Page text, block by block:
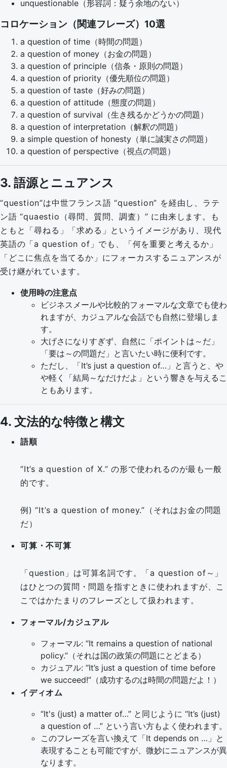
unquestionable（形容詞：疑う余地のない）
コロケーション（関連フレーズ）10選
a question of time（時間の問題）
a question of money（お金の問題）
a question of principle（信条・原則の問題）
a question of priority（優先順位の問題）
a question of taste（好みの問題）
a question of attitude（態度の問題）
a question of survival（生き残るかどうかの問題）
a question of interpretation（解釈の問題）
a simple question of honesty（単に誠実さの問題）
a question of perspective（視点の問題）
3. 語源とニュアンス
“question”は中世フランス語 “question” を経由し、ラテ
ン語 “quaestio（尋問、質問、調査）” に由来します。も
ともと「尋ねる」「求める」というイメージがあり、現代
英語の「a question of」でも、「何を重要と考えるか」
「どこに焦点を当てるか」にフォーカスするニュアンスが
受け継がれています。
使用時の注意点
ビジネスメールや比較的フォーマルな文章でも使わ
れますが、カジュアルな会話でも自然に登場しま
す。
大げさになりすぎず、自然に「ポイントは～だ」
「要は～の問題だ」と言いたい時に便利です。
ただし、「It’s just a question of…」と言うと、や
や軽く「結局～なだけだよ」という響きを与えるこ
ともあります。
4. 文法的な特徴と構文
語順
“It’s a question of X.” の形で使われるのが最も一般
的です。
例) “It’s a question of money.”（それはお金の問題
だ）
可算・不可算
「question」は可算名詞です。「a question of～」
はひとつの質問・問題を指すときに使われますが、こ
こではかたまりのフレーズとして扱われます。
フォーマル/カジュアル
フォーマル: “It remains a question of national
policy.”（それは国の政策の問題にとどまる）
カジュアル: “It’s just a question of time before
we succeed!”（成功するのは時間の問題だよ！）
イディオム
“It's (just) a matter of…” と同じように “It’s (just)
a question of …” という言い方もよく使われます。
このフレーズを言い換えて「It depends on …」と
表現することも可能ですが、微妙にニュアンスが異
なります。